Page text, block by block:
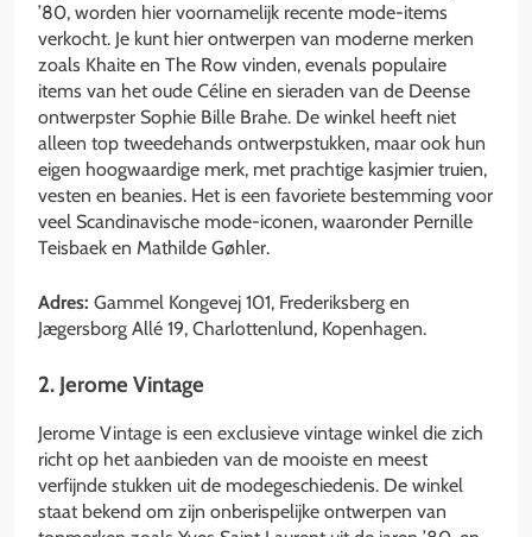
’80, worden hier voornamelijk recente mode-items
verkocht. Je kunt hier ontwerpen van moderne merken
zoals Khaite en The Row vinden, evenals populaire
items van het oude Céline en sieraden van de Deense
ontwerpster Sophie Bille Brahe. De winkel heeft niet
alleen top tweedehands ontwerpstukken, maar ook hun
eigen hoogwaardige merk, met prachtige kasjmier truien,
vesten en beanies. Het is een favoriete bestemming voor
veel Scandinavische mode-iconen, waaronder Pernille
Teisbaek en Mathilde Gøhler.
Adres: Gammel Kongevej 101, Frederiksberg en
Jægersborg Allé 19, Charlottenlund, Kopenhagen.
2. Jerome Vintage
Jerome Vintage is een exclusieve vintage winkel die zich
richt op het aanbieden van de mooiste en meest
verfijnde stukken uit de modegeschiedenis. De winkel
staat bekend om zijn onberispelijke ontwerpen van